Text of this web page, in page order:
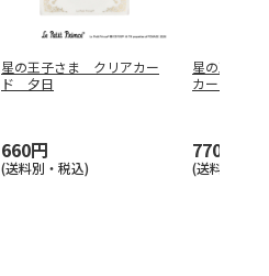
星の王子さま クリアカー
ド 夕日
660円
(送料別・税込)
星の王子さ
カード 渡
770円
(送料別・税